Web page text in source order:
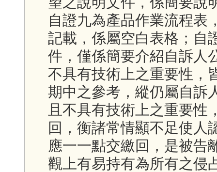
自證九為產品作業流程表
記載，係屬空白表格；自
件，僅係簡要介紹自訴人
不具有技術上之重要性，
期中之參考，縱仍屬自訴
且不具有技術上之重要性
回，衡諸常情顯不足使人
應一一點交繳回，是被告
觀上有易持有為所有之侵